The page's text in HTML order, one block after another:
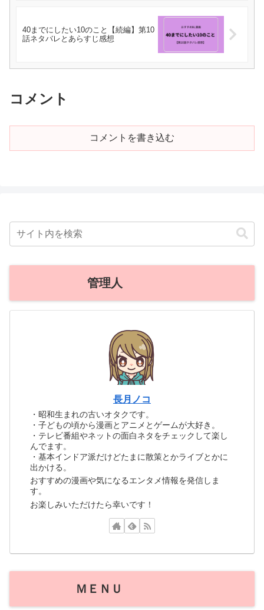
40までにしたい10のこと【続編】第10
話ネタバレとあらすじ感想
コメント
コメントを書き込む
管理人
長月ノコ
・昭和生まれの古いオタクです。
・子どもの頃から漫画とアニメとゲームが大好き。
・テレビ番組やネットの面白ネタをチェックして楽し
んでます。
・基本インドア派だけどたまに散策とかライブとかに
出かける。
おすすめの漫画や気になるエンタメ情報を発信しま
す。
お楽しみいただけたら幸いです！
ＭＥＮＵ